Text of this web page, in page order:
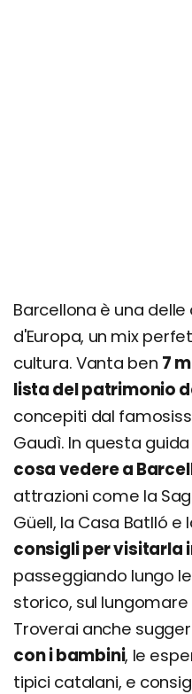
Consigli per
ragazzi
Cosa vedere in 1
Cosa vedere in 3
Cosa vedere a
giorni
Organizza il tuo
Barcellona è una
d'Europa, un mix
cultura. Vanta ben 7
lista del patrimonio
concepiti dal
Gaudì. In questa
cosa vedere a
attrazioni come la
Güell, la Casa Batlló e
consigli per visitarla
passeggiando lungo
storico, sul
Troverai anche
con i bambini, le
tipici catalani, e